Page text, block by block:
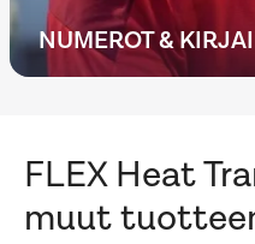
NUMEROT &
FLEX Heat
muut